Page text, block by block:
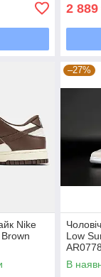
2 889
Nike
–27%
Low
В